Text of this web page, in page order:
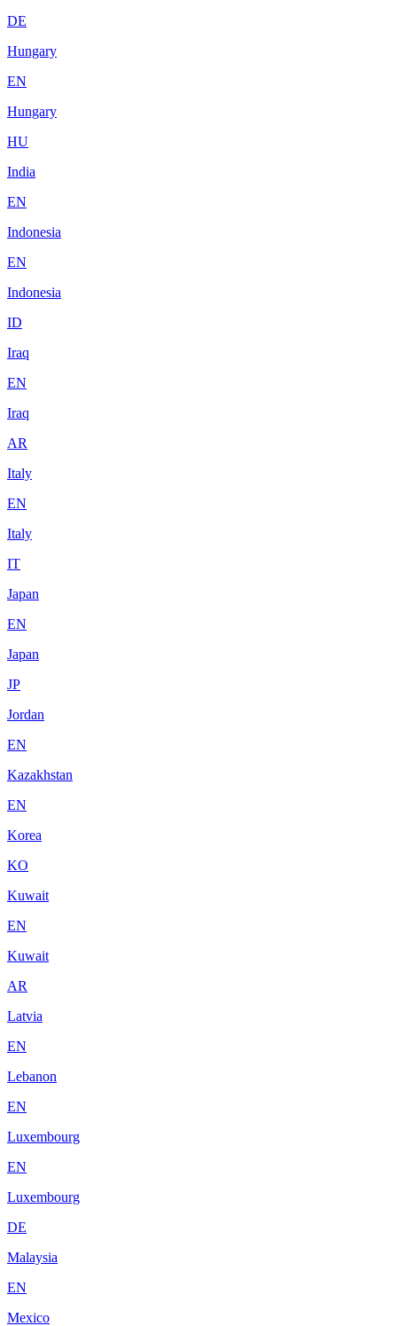
DE
Hungary
EN
Hungary
HU
India
EN
Indonesia
EN
Indonesia
ID
Iraq
EN
Iraq
AR
Italy
EN
Italy
IT
Japan
EN
Japan
JP
Jordan
EN
Kazakhstan
EN
Korea
KO
Kuwait
EN
Kuwait
AR
Latvia
EN
Lebanon
EN
Luxembourg
EN
Luxembourg
DE
Malaysia
EN
Mexico